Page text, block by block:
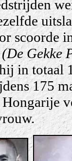
scoorde
Gekke
in totaal
175